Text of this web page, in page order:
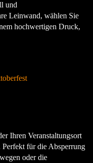
und
Leinwand, wählen Sie
hochwertigen Druck,
Ihren Veranstaltungsort
Perfekt für die Absperrung
oder die